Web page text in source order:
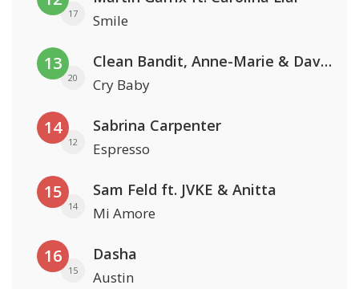
17 Smile
13
20
Clean Bandit, Anne-Marie & David Guetta
Cry Baby
14
12
Sabrina Carpenter
Espresso
15
14
Sam Feld ft. JVKE & Anitta
Mi Amore
16
15
Dasha
Austin